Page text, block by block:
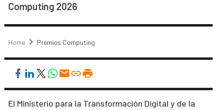
Computing 2026
Home Premios Computing
El Ministerio para la Transformación Digital y de la